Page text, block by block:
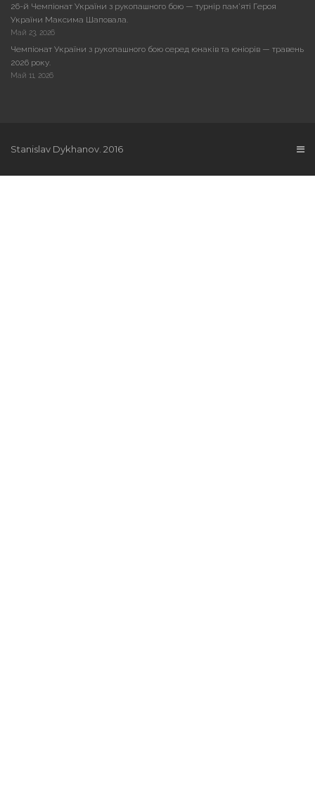
26-й Чемпіонат України з рукопашного бою — турнір пам’яті Героя
України Максима Шаповала.
Май 23, 2026
Чемпіонат України з рукопашного бою серед юнаків та юніорів — травень
2026 року.
Май 11, 2026
Stanislav Dykhanov. 2016